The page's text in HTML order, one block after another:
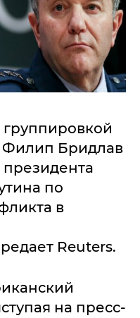
Филип Бридлав
по
в
Reuters.
на пресс-